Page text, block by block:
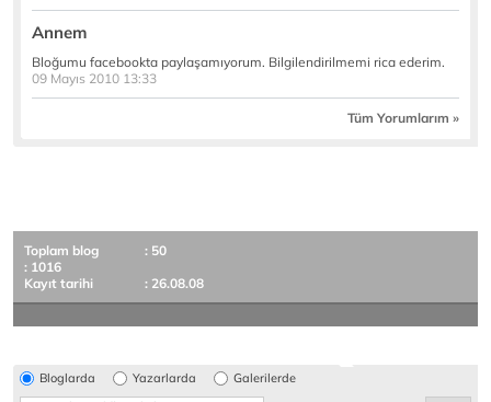
Annem
Bloğumu facebookta paylaşamıyorum. Bilgilendirilmemi rica ederim.
09 Mayıs 2010 13:33
Tüm Yorumlarım »
Toplam blog
: 50
: 1016
Kayıt tarihi
: 26.08.08
Bloglarda Yazarlarda Galerilerde